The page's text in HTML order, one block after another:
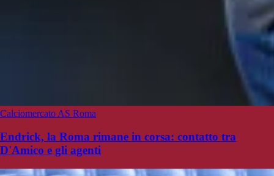
Calciomercato AS Roma
Endrick, la Roma rimane in corsa: contatto tra
D'Amico e gli agenti